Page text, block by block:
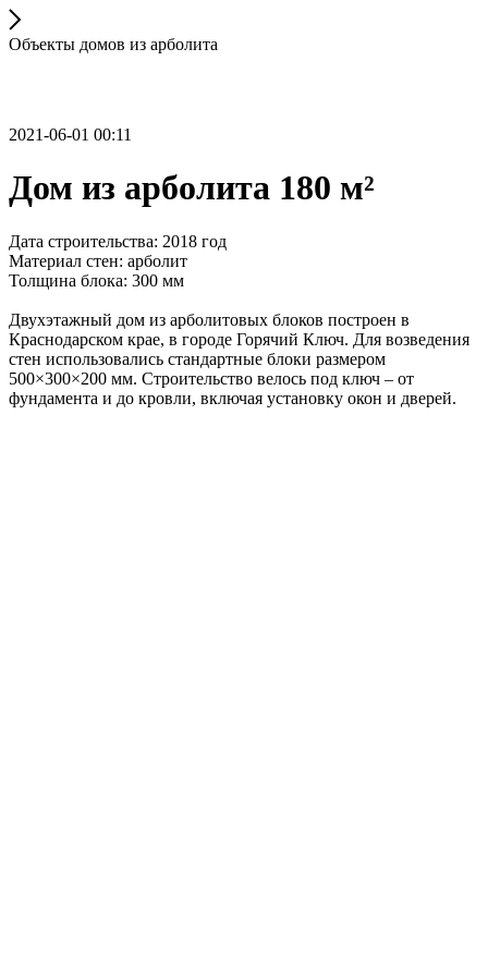
Объекты домов из арболита
2021-06-01 00:11
Дом из арболита 180 м²
Дата строительства: 2018 год
Материал стен: арболит
Толщина блока: 300 мм
Двухэтажный дом из арболитовых блоков построен в
Краснодарском крае, в городе Горячий Ключ. Для возведения
стен использовались стандартные блоки размером
500×300×200 мм. Строительство велось под ключ – от
фундамента и до кровли, включая установку окон и дверей.